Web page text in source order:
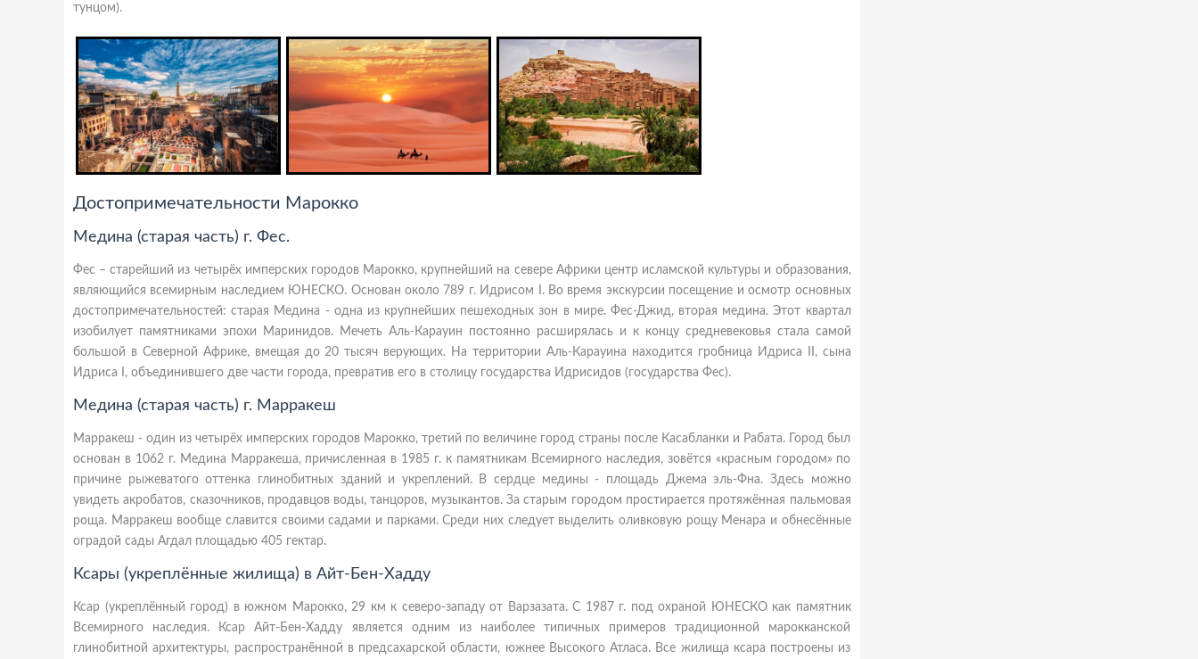
тунцом).
Достопримечательности Марокко
Медина (старая часть) г. Фес.
Фес – старейший из четырёх имперских городов Марокко, крупнейший на севере Африки центр исламской культуры и образования,
являющийся всемирным наследием ЮНЕСКО. Основан около 789 г. Идрисом I. Во время экскурсии посещение и осмотр основных
достопримечательностей: старая Медина - одна из крупнейших пешеходных зон в мире. Фес-Джид, вторая медина. Этот квартал
изобилует памятниками эпохи Маринидов. Мечеть Аль-Карауин постоянно расширялась и к концу средневековья стала самой
большой в Северной Африке, вмещая до 20 тысяч верующих. На территории Аль-Карауина находится гробница Идриса II, сына
Идриса I, объединившего две части города, превратив его в столицу государства Идрисидов (государства Фес).
Медина (старая часть) г. Марракеш
Марракеш - один из четырёх имперских городов Марокко, третий по величине город страны после Касабланки и Рабата. Город был
основан в 1062 г. Медина Марракеша, причисленная в 1985 г. к памятникам Всемирного наследия, зовётся «красным городом» по
причине рыжеватого оттенка глинобитных зданий и укреплений. В сердце медины - площадь Джема эль-Фна. Здесь можно
увидеть акробатов, сказочников, продавцов воды, танцоров, музыкантов. За старым городом простирается протяжённая пальмовая
роща. Марракеш вообще славится своими садами и парками. Среди них следует выделить оливковую рощу Менара и обнесённые
оградой сады Агдал площадью 405 гектар.
Ксары (укреплённые жилища) в Айт-Бен-Хадду
Ксар (укреплённый город) в южном Марокко, 29 км к северо-западу от Варзазата. С 1987 г. под охраной ЮНЕСКО как памятник
Всемирного наследия. Ксар Айт-Бен-Хадду является одним из наиболее типичных примеров традиционной марокканской
глинобитной архитектуры, распространённой в предсахарской области, южнее Высокого Атласа. Все жилища ксара построены из